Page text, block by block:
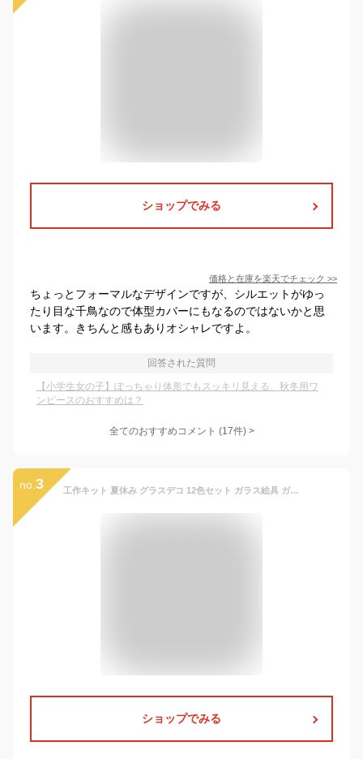
ショップでみる
価格と在庫を楽天でチェック >>
ちょっとフォーマルなデザインですが、シルエットがゆっ
たり目な千鳥なので体型カバーにもなるのではないかと思
います。きちんと感もありオシャレですよ。
回答された質問
【小学生女の子】ぽっちゃり体形でもスッキリ見える、秋冬用ワ
ンピースのおすすめは？
全てのおすすめコメント (17件) >
no. 3 工作キット 夏休み グラスデコ 12色セット ガラス絵具 ガラス絵の具 メール便送料無料 ステンドグラスペン ステンドグラス おうち遊び 室内遊び 工作キット 自由研究 小学生 低学年 高学年 女の子 男の子 子供会 デコシール 誕生日 夏休み工作キット
ショップでみる